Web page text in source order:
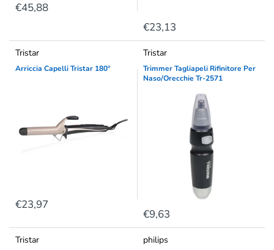
€45,88
€23,13
Tristar
Arriccia Capelli Tristar 180°
€23,97
Tristar
Trimmer Tagliapeli Rifinitore Per
Naso/Orecchie Tr-2571
€9,63
Tristar philips